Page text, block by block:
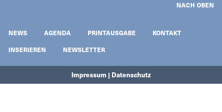
NACH OBEN
NEWS AGENDA PRINTAUSGABE
KONTAKT
INSERIEREN
NEWSLETTER
Impressum | Datenschutz